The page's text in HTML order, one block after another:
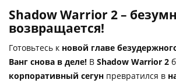
Shadow Warrior 2 –
возвращается!
Готовьтесь к новой главе
Ванг снова в деле! В Shadow Warrior 2
корпоративный сегун превратился в